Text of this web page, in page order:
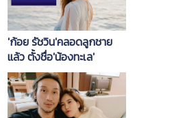
'ก้อย รัชวิน'คลอดลูกชาย
แล้ว ตั้งชื่อ'น้องทะเล'